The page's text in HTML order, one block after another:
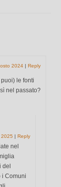
2024 | Reply
le fonti
nel passato?
| Reply
nel
i Comuni